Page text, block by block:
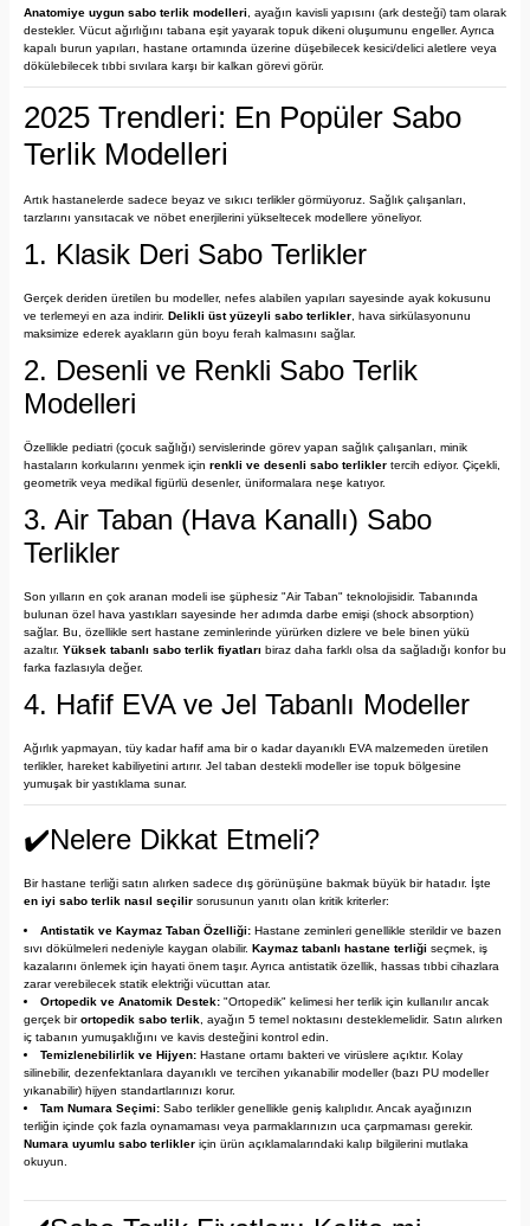
Anatomiye uygun sabo terlik modelleri, ayağın kavisli yapısını (ark desteği) tam olarak
destekler. Vücut ağırlığını tabana eşit yayarak topuk dikeni oluşumunu engeller. Ayrıca
kapalı burun yapıları, hastane ortamında üzerine düşebilecek kesici/delici aletlere veya
dökülebilecek tıbbi sıvılara karşı bir kalkan görevi görür.
2025 Trendleri: En Popüler Sabo
Terlik Modelleri
Artık hastanelerde sadece beyaz ve sıkıcı terlikler görmüyoruz. Sağlık çalışanları,
tarzlarını yansıtacak ve nöbet enerjilerini yükseltecek modellere yöneliyor.
1. Klasik Deri Sabo Terlikler
Gerçek deriden üretilen bu modeller, nefes alabilen yapıları sayesinde ayak kokusunu
ve terlemeyi en aza indirir. Delikli üst yüzeyli sabo terlikler, hava sirkülasyonunu
maksimize ederek ayakların gün boyu ferah kalmasını sağlar.
2. Desenli ve Renkli Sabo Terlik
Modelleri
Özellikle pediatri (çocuk sağlığı) servislerinde görev yapan sağlık çalışanları, minik
hastaların korkularını yenmek için renkli ve desenli sabo terlikler tercih ediyor. Çiçekli,
geometrik veya medikal figürlü desenler, üniformalara neşe katıyor.
3. Air Taban (Hava Kanallı) Sabo
Terlikler
Son yılların en çok aranan modeli ise şüphesiz "Air Taban" teknolojisidir. Tabanında
bulunan özel hava yastıkları sayesinde her adımda darbe emişi (shock absorption)
sağlar. Bu, özellikle sert hastane zeminlerinde yürürken dizlere ve bele binen yükü
azaltır. Yüksek tabanlı sabo terlik fiyatları biraz daha farklı olsa da sağladığı konfor bu
farka fazlasıyla değer.
4. Hafif EVA ve Jel Tabanlı Modeller
Ağırlık yapmayan, tüy kadar hafif ama bir o kadar dayanıklı EVA malzemeden üretilen
terlikler, hareket kabiliyetini artırır. Jel taban destekli modeller ise topuk bölgesine
yumuşak bir yastıklama sunar.
✔️Nelere Dikkat Etmeli?
Bir hastane terliği satın alırken sadece dış görünüşüne bakmak büyük bir hatadır. İşte
en iyi sabo terlik nasıl seçilir sorusunun yanıtı olan kritik kriterler:
Antistatik ve Kaymaz Taban Özelliği: Hastane zeminleri genellikle sterildir ve bazen
sıvı dökülmeleri nedeniyle kaygan olabilir. Kaymaz tabanlı hastane terliği seçmek, iş
kazalarını önlemek için hayati önem taşır. Ayrıca antistatik özellik, hassas tıbbi cihazlara
zarar verebilecek statik elektriği vücuttan atar.
Ortopedik ve Anatomik Destek: "Ortopedik" kelimesi her terlik için kullanılır ancak
gerçek birortopedik sabo terlik, ayağın 5 temel noktasını desteklemelidir. Satın alırken
iç tabanın yumuşaklığını ve kavis desteğini kontrol edin.
Temizlenebilirlik ve Hijyen: Hastane ortamı bakteri ve virüslere açıktır. Kolay
silinebilir, dezenfektanlara dayanıklı ve tercihen yıkanabilir modeller (bazı PU modeller
yıkanabilir) hijyen standartlarınızı korur.
Tam Numara Seçimi: Sabo terlikler genellikle geniş kalıplıdır. Ancak ayağınızın
terliğin içinde çok fazla oynamaması veya parmaklarınızın uca çarpmaması gerekir.
Numara uyumlu sabo terlikler için ürün açıklamalarındaki kalıp bilgilerini mutlaka
okuyun.